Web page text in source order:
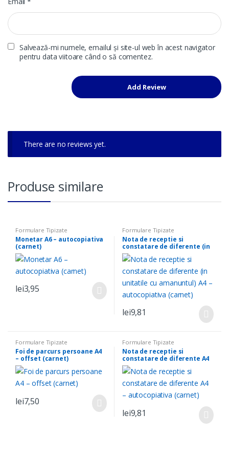
Salvează-mi numele, emailul și site-ul web în acest navigator
pentru data viitoare când o să comentez.
There are no reviews yet.
Produse similare
Formulare Tipizate
Monetar A6 – autocopiativa
(carnet)
lei3,95
Formulare Tipizate
Nota de receptie si
constatare de diferente (in
unitatile cu amanuntul) A4 –
autocopiativa (carnet)
lei9,81
Formulare Tipizate
Foi de parcurs persoane A4
– offset (carnet)
lei7,50
Formulare Tipizate
Nota de receptie si
constatare de diferente A4
– autocopiativa (carnet)
lei9,81